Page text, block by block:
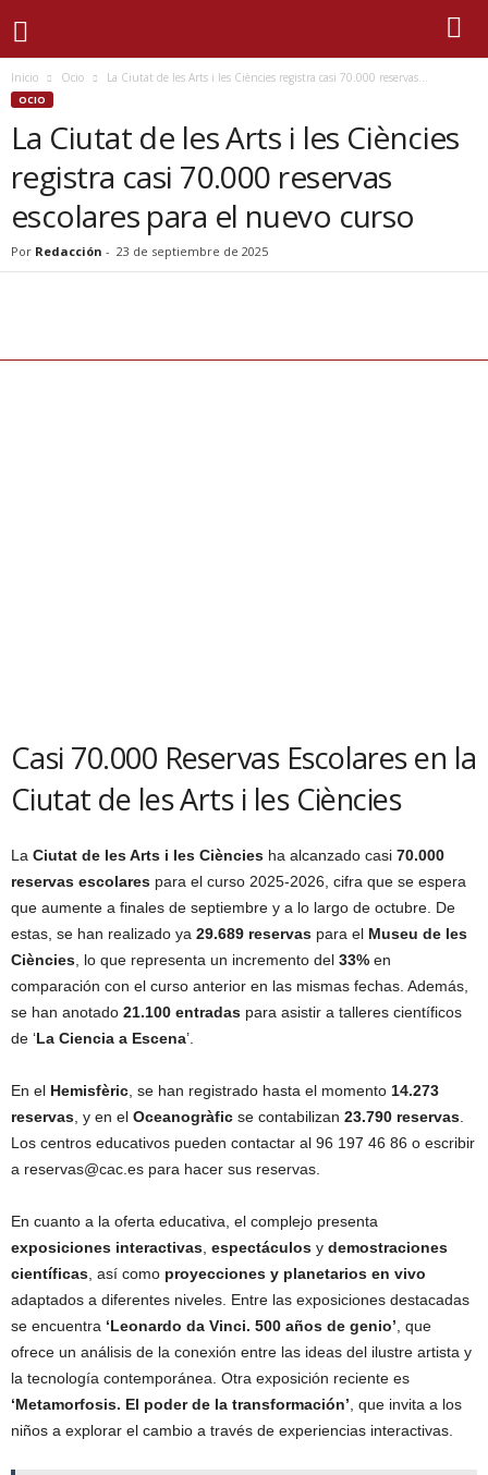
Inicio Ocio La Ciutat de les Arts i les Ciències registra casi 70.000 reservas...
OCIO
La Ciutat de les Arts i les Ciències
registra casi 70.000 reservas
escolares para el nuevo curso
Por Redacción - 23 de septiembre de 2025
Casi 70.000 Reservas Escolares en la
Ciutat de les Arts i les Ciències
La Ciutat de les Arts i les Ciències ha alcanzado casi 70.000
reservas escolares para el curso 2025-2026, cifra que se espera
que aumente a finales de septiembre y a lo largo de octubre. De
estas, se han realizado ya 29.689 reservas para el Museu de les
Ciències, lo que representa un incremento del 33% en
comparación con el curso anterior en las mismas fechas. Además,
se han anotado 21.100 entradas para asistir a talleres científicos
de ‘La Ciencia a Escena’.
En el Hemisfèric, se han registrado hasta el momento 14.273
reservas, y en el Oceanogràfic se contabilizan 23.790 reservas.
Los centros educativos pueden contactar al 96 197 46 86 o escribir
a reservas@cac.es para hacer sus reservas.
En cuanto a la oferta educativa, el complejo presenta
exposiciones interactivas, espectáculos y demostraciones
científicas, así como proyecciones y planetarios en vivo
adaptados a diferentes niveles. Entre las exposiciones destacadas
se encuentra ‘Leonardo da Vinci. 500 años de genio’, que
ofrece un análisis de la conexión entre las ideas del ilustre artista y
la tecnología contemporánea. Otra exposición reciente es
‘Metamorfosis. El poder de la transformación’, que invita a los
niños a explorar el cambio a través de experiencias interactivas.